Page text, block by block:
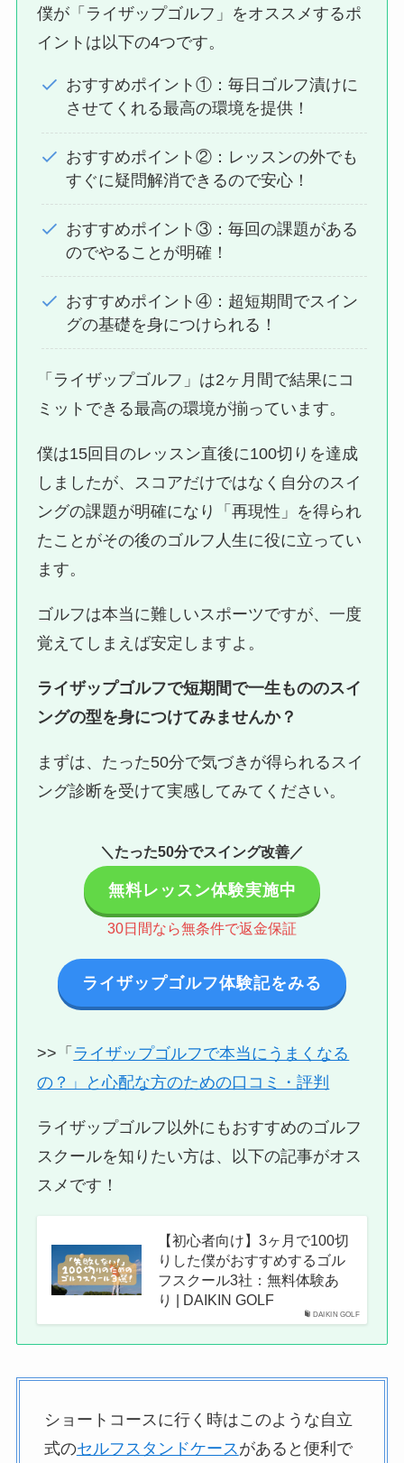
僕が「ライザップゴルフ」をオススメするポ
イントは以下の4つです。
おすすめポイント①：毎日ゴルフ漬けに
させてくれる最高の環境を提供！
おすすめポイント②：レッスンの外でも
すぐに疑問解消できるので安心！
おすすめポイント③：毎回の課題がある
のでやることが明確！
おすすめポイント④：超短期間でスイン
グの基礎を身につけられる！
「ライザップゴルフ」は2ヶ月間で結果にコ
ミットできる最高の環境が揃っています。
僕は15回目のレッスン直後に100切りを達成
しましたが、スコアだけではなく自分のスイ
ングの課題が明確になり「再現性」を得られ
たことがその後のゴルフ人生に役に立ってい
ます。
ゴルフは本当に難しいスポーツですが、一度
覚えてしまえば安定しますよ。
ライザップゴルフで短期間で一生もののスイ
ングの型を身につけてみませんか？
まずは、たった50分で気づきが得られるスイ
ング診断を受けて実感してみてください。
＼たった50分でスイング改善／
無料レッスン体験実施中
30日間なら無条件で返金保証
ライザップゴルフ体験記をみる
>>「 ライザップゴルフで本当にうまくなる
の？」と心配な方のための口コミ・評判
ライザップゴルフ以外にもおすすめのゴルフ
スクールを知りたい方は、以下の記事がオス
スメです！
DAIKIN GOLF
【初心者向け】3ヶ月で100切
りした僕がおすすめするゴル
フスクール3社：無料体験あ
り | DAIKIN GOLF
ショートコースに行く時はこのような自立
式のセルフスタンドケース があると便利で